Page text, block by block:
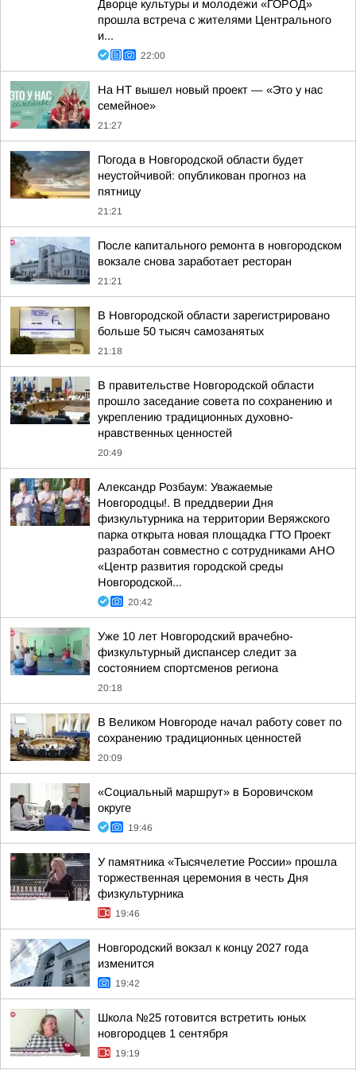
Дворце культуры и молодежи «ГОРОД»
прошла встреча с жителями Центрального
и...
22:00
На НТ вышел новый проект — «Это у нас
семейное»
21:27
Погода в Новгородской области будет
неустойчивой: опубликован прогноз на
пятницу
21:21
После капитального ремонта в новгородском
вокзале снова заработает ресторан
21:21
В Новгородской области зарегистрировано
больше 50 тысяч самозанятых
21:18
В правительстве Новгородской области
прошло заседание совета по сохранению и
укреплению традиционных духовно-
нравственных ценностей
20:49
Александр Розбаум: Уважаемые
Новгородцы!. В преддверии Дня
физкультурника на территории Веряжского
парка открыта новая площадка ГТО Проект
разработан совместно с сотрудниками АНО
«Центр развития городской среды
Новгородской...
20:42
Уже 10 лет Новгородский врачебно-
физкультурный диспансер следит за
состоянием спортсменов региона
20:18
В Великом Новгороде начал работу совет по
сохранению традиционных ценностей
20:09
«Социальный маршрут» в Боровичском
округе
19:46
У памятника «Тысячелетие России» прошла
торжественная церемония в честь Дня
физкультурника
19:46
Новгородский вокзал к концу 2027 года
изменится
19:42
Школа №25 готовится встретить юных
новгородцев 1 сентября
19:19